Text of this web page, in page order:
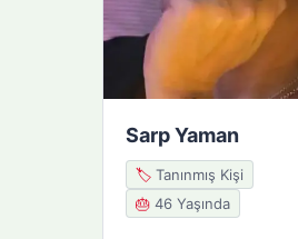
Sarp Yaman
🏷️ Tanınmış Kişi
🎂 46 Yaşında